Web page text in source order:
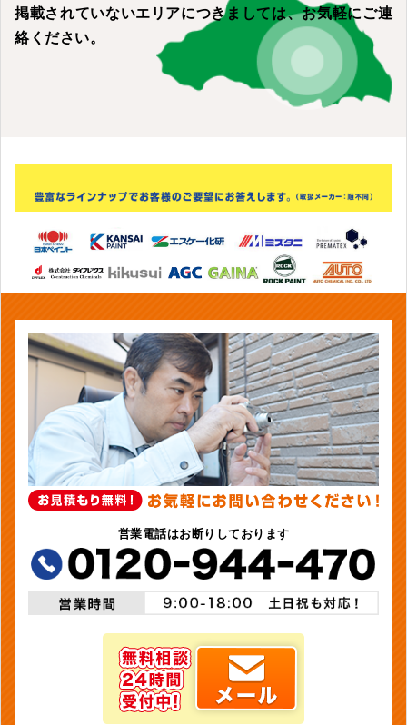
掲載されていないエリアにつきましては、お気軽にご連
絡ください。
営業電話はお断りしております